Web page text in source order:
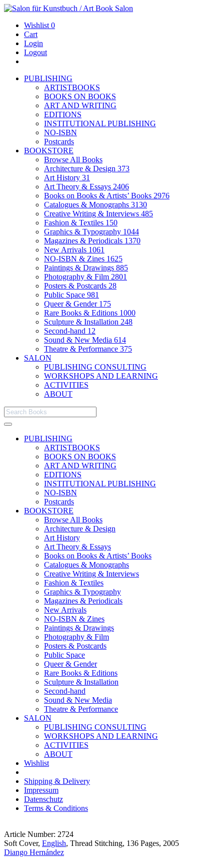
Wishlist 0
Cart
Login
Logout
PUBLISHING
ARTISTBOOKS
BOOKS ON BOOKS
ART AND WRITING
EDITIONS
INSTITUTIONAL PUBLISHING
NO-ISBN
Postcards
BOOKSTORE
Browse All Books
Architecture & Design 373
Art History 31
Art Theory & Essays 2406
Books on Books & Artists’ Books 2976
Catalogues & Monographs 3130
Creative Writing & Interviews 485
Fashion & Textiles 150
Graphics & Typography 1044
Magazines & Periodicals 1370
New Arrivals 1061
NO-ISBN & Zines 1625
Paintings & Drawings 885
Photography & Film 2801
Posters & Postcards 28
Public Space 981
Queer & Gender 175
Rare Books & Editions 1000
Sculpture & Installation 248
Second-hand 12
Sound & New Media 614
Theatre & Performance 375
SALON
PUBLISHING CONSULTING
WORKSHOPS AND LEARNING
ACTIVITIES
ABOUT
PUBLISHING
ARTISTBOOKS
BOOKS ON BOOKS
ART AND WRITING
EDITIONS
INSTITUTIONAL PUBLISHING
NO-ISBN
Postcards
BOOKSTORE
Browse All Books
Architecture & Design
Art History
Art Theory & Essays
Books on Books & Artists’ Books
Catalogues & Monographs
Creative Writing & Interviews
Fashion & Textiles
Graphics & Typography
Magazines & Periodicals
New Arrivals
NO-ISBN & Zines
Paintings & Drawings
Photography & Film
Posters & Postcards
Public Space
Queer & Gender
Rare Books & Editions
Sculpture & Installation
Second-hand
Sound & New Media
Theatre & Performance
SALON
PUBLISHING CONSULTING
WORKSHOPS AND LEARNING
ACTIVITIES
ABOUT
Wishlist
Shipping & Delivery
Impressum
Datenschutz
Terms & Conditions
Article Number: 2724
Soft Cover, English, Thread Stitching, 136 Pages, 2005
Diango Hernández